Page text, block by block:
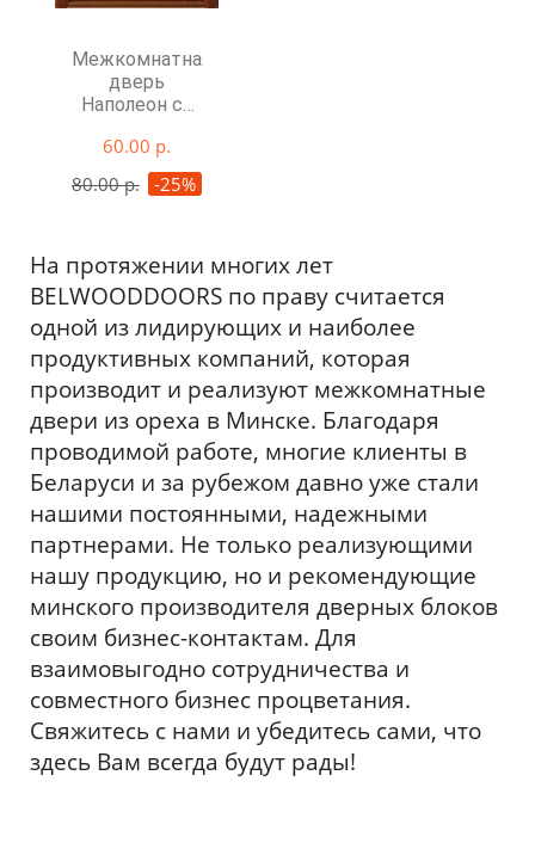
Межкомнатная
дверь
Наполеон со
60.00 р.
80.00 р. -25%
На протяжении многих лет
BELWOODDOORS по праву считается
одной из лидирующих и наиболее
продуктивных компаний, которая
производит и реализуют межкомнатные
двери из ореха в Минске. Благодаря
проводимой работе, многие клиенты в
Беларуси и за рубежом давно уже стали
нашими постоянными, надежными
партнерами. Не только реализующими
нашу продукцию, но и рекомендующие
минского производителя дверных блоков
своим бизнес-контактам. Для
взаимовыгодно сотрудничества и
совместного бизнес процветания.
Свяжитесь с нами и убедитесь сами, что
здесь Вам всегда будут рады!